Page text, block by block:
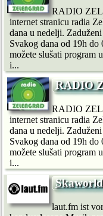
RADIO
internet stranicu radia
dana u nedelji.
Svakog dana od 19h do
možete slušati program
i...
RADIO
RADIO
internet stranicu radia
dana u nedelji.
Svakog dana od 19h do
možete slušati program
i...
Skaworld
laut.fm ist